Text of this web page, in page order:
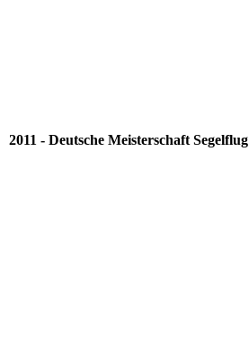
2011 - Deutsche Meisterschaft Segelflug